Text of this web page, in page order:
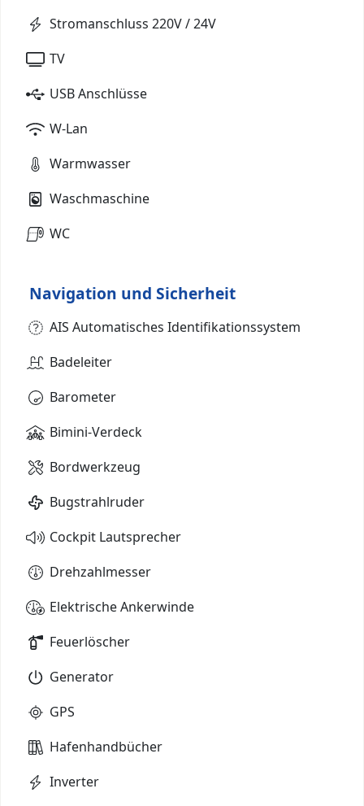
Stromanschluss 220V / 24V
TV
USB Anschlüsse
W-Lan
Warmwasser
Waschmaschine
WC
Navigation und Sicherheit
AIS Automatisches Identifikationssystem
Badeleiter
Barometer
Bimini-Verdeck
Bordwerkzeug
Bugstrahlruder
Cockpit Lautsprecher
Drehzahlmesser
Elektrische Ankerwinde
Feuerlöscher
Generator
GPS
Hafenhandbücher
Inverter